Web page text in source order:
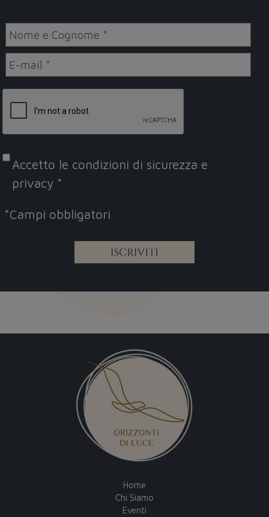
Accetto le condizioni di sicurezza e
privacy *
*Campi obbligatori
Home
Chi Siamo
Eventi